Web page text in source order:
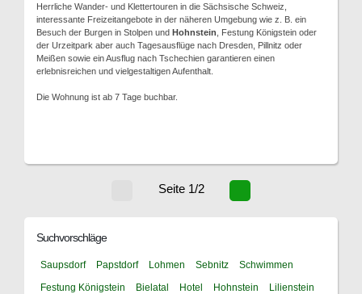
Herrliche Wander- und Klettertouren in die Sächsische Schweiz,
interessante Freizeitangebote in der näheren Umgebung wie z. B. ein
Besuch der Burgen in Stolpen und Hohnstein , Festung Königstein oder
der Urzeitpark aber auch Tagesausflüge nach Dresden, Pillnitz oder
Meißen sowie ein Ausflug nach Tschechien garantieren einen
erlebnisreichen und vielgestaltigen Aufenthalt.
Die Wohnung ist ab 7 Tage buchbar.
Seite 1/2
Suchvorschläge
Saupsdorf Papstdorf Lohmen Sebnitz
Schwimmen
Festung Königstein
Bielatal Hotel Hohnstein Lilienstein